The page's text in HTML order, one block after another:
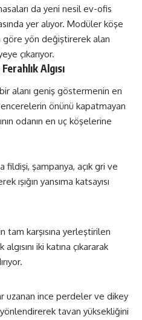
da yeni nesil ev-ofis
yer alıyor. Modüler köşe
göre yön değiştirerek alan
çıkarıyor.
Algısı
alanı geniş göstermenin en
önünü kapatmayan
odanın en uç köşelerine
fildişi, şampanya, açık gri ve
yansıma katsayısı
tam karşısına yerleştirilen
iki katına çıkararak
uzanan ince perdeler ve dikey
tavan yüksekliğini